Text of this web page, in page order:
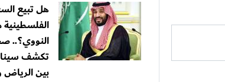
هل تبيع
الفلسطينية
النووي؟..
تكشف
بين